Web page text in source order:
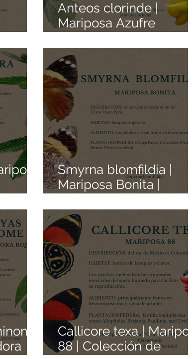
Anteos clorinde |
Mariposa Azufre
Colección de Mariposas
Mexicanas | Pedacitos
de Origen
Smyrna blomfildia |
Mariposa Bonita |
Mexicanas | Pedacitos
de Origen
Callicore texa | Mariposa
88 | Colección de